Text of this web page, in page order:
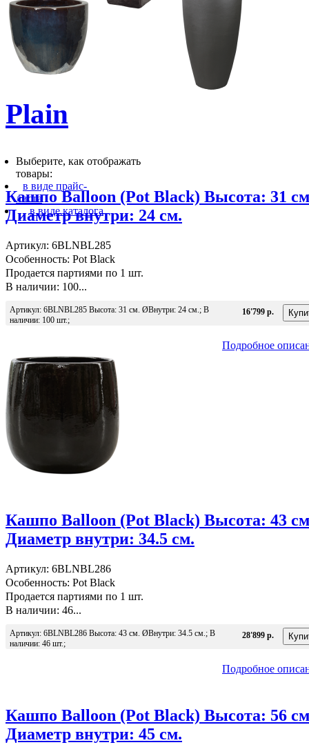
Plain
Выберите, как отображать
товары:
в виде прайс-
листа
в виде каталога
Кашпо Balloon (Pot Black) Высота: 31
Диаметр внутри: 24 см.
Артикул: 6BLNBL285
Особенность: Pot Black
Продается партиями по 1 шт.
В наличии: 100...
Артикул: 6BLNBL285 Высота: 31 см. ØВнутри: 24 см.; В
наличии: 100 шт.;
16'799 р.
Подробное
Кашпо Balloon (Pot Black) Высота: 43
Диаметр внутри: 34.5 см.
Артикул: 6BLNBL286
Особенность: Pot Black
Продается партиями по 1 шт.
В наличии: 46...
Артикул: 6BLNBL286 Высота: 43 см. ØВнутри: 34.5 см.; В
наличии: 46 шт.;
28'899 р.
Подробное
Кашпо Balloon (Pot Black) Высота: 56
Диаметр внутри: 45 см.